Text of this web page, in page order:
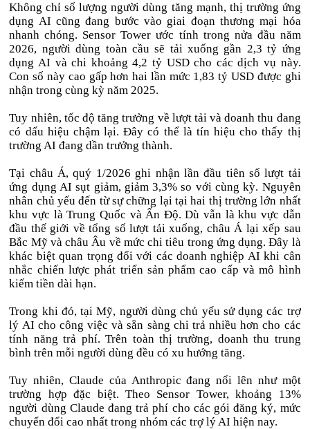
Không chỉ số lượng người dùng tăng mạnh, thị trường ứng
dụng AI cũng đang bước vào giai đoạn thương mại hóa
nhanh chóng. Sensor Tower ước tính trong nửa đầu năm
2026, người dùng toàn cầu sẽ tải xuống gần 2,3 tỷ ứng
dụng AI và chi khoảng 4,2 tỷ USD cho các dịch vụ này.
Con số này cao gấp hơn hai lần mức 1,83 tỷ USD được ghi
nhận trong cùng kỳ năm 2025.
Tuy nhiên, tốc độ tăng trưởng về lượt tải và doanh thu đang
có dấu hiệu chậm lại. Đây có thể là tín hiệu cho thấy thị
trường AI đang dần trưởng thành.
Tại châu Á, quý 1/2026 ghi nhận lần đầu tiên số lượt tải
ứng dụng AI sụt giảm, giảm 3,3% so với cùng kỳ. Nguyên
nhân chủ yếu đến từ sự chững lại tại hai thị trường lớn nhất
khu vực là Trung Quốc và Ấn Độ. Dù vẫn là khu vực dẫn
đầu thế giới về tổng số lượt tải xuống, châu Á lại xếp sau
Bắc Mỹ và châu Âu về mức chi tiêu trong ứng dụng. Đây là
khác biệt quan trọng đối với các doanh nghiệp AI khi cân
nhắc chiến lược phát triển sản phẩm cao cấp và mô hình
kiếm tiền dài hạn.
Trong khi đó, tại Mỹ, người dùng chủ yếu sử dụng các trợ
lý AI cho công việc và sẵn sàng chi trả nhiều hơn cho các
tính năng trả phí. Trên toàn thị trường, doanh thu trung
bình trên mỗi người dùng đều có xu hướng tăng.
Tuy nhiên, Claude của Anthropic đang nổi lên như một
trường hợp đặc biệt. Theo Sensor Tower, khoảng 13%
người dùng Claude đang trả phí cho các gói đăng ký, mức
chuyển đổi cao nhất trong nhóm các trợ lý AI hiện nay.